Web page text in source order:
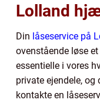
Lolland
Din låseservice på
ovenstående løse
essentielle i vores
private ejendele,
kontakte en